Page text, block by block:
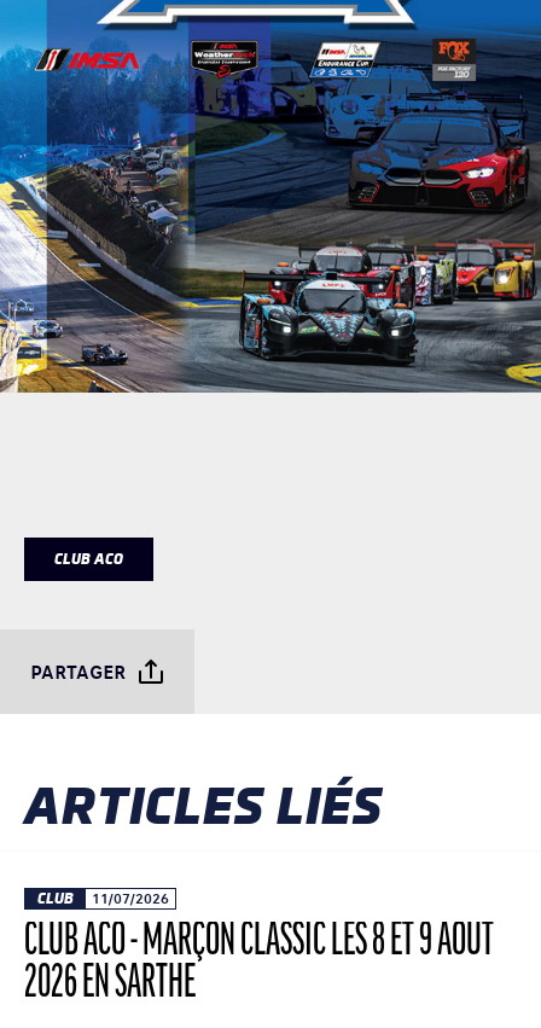
CLUB ACO
PARTAGER
ARTICLES LIÉS
CLUB 11/07/2026
CLUB ACO - MARÇON CLASSIC LES 8 ET 9 AOÛT
2026 EN SARTHE